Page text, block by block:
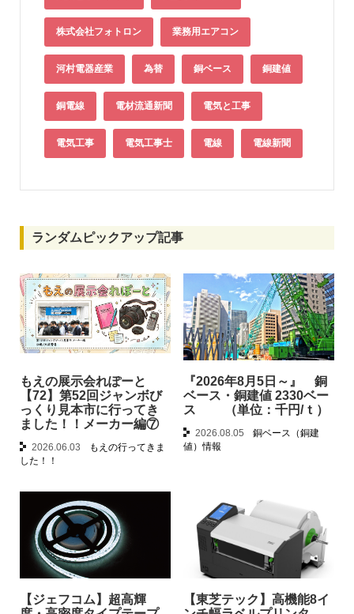
株式会社フォトロン 業務用エアコン
河村電器産業 為替 銅ベース 銅建値
銅電線 電材流通新聞 電気と工事
電気工事 電気工事士 電線 電線新聞
ランダムピックアップ記事
もえの展示会れぽーと
【72】第52回ジャンボび
っくり見本市に行ってき
ました！！メーカー編⑦
2026.06.03
もえの行ってきま
した！！
『2026年8月5日～』 銅
ベース・銅建値 2330ベー
ス （単位：千円/ｔ）
2026.08.05
銅ベース（銅建
値）情報
【ジェフコム】超高輝
【東芝テック】高機能8イ